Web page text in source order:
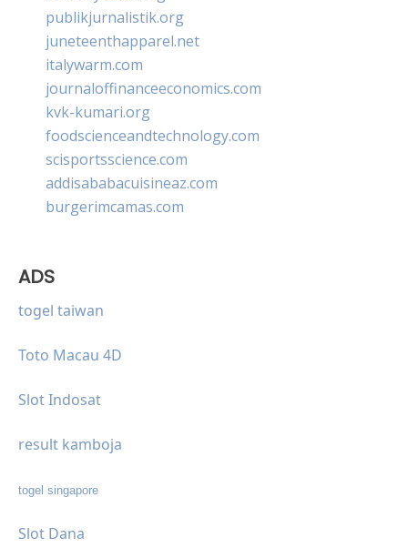
publikjurnalistik.org
juneteenthapparel.net
italywarm.com
journaloffinanceeconomics.com
kvk-kumari.org
foodscienceandtechnology.com
scisportsscience.com
addisababacuisineaz.com
burgerimcamas.com
ADS
togel taiwan
Toto Macau 4D
Slot Indosat
result kamboja
togel singapore
Slot Dana